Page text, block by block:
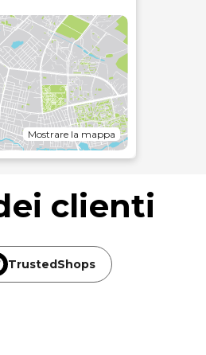
Mostrare la mappa
clienti
TrustedShops